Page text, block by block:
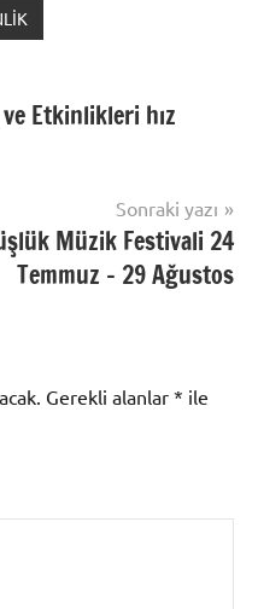
Etkinlikleri hız
Sonraki yazı
Müzik Festivali 24
Temmuz – 29 Ağustos
Gerekli alanlar * ile